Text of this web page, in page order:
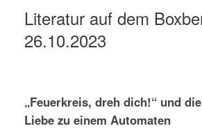
Literatur auf dem
26.10.2023
„Feuerkreis, dreh dich!“ und
Liebe zu einem Automaten